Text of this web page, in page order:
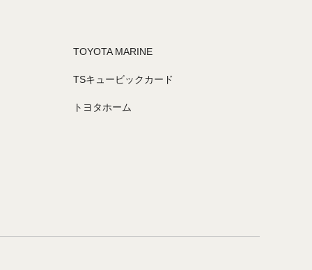
TOYOTA MARINE
TSキュービックカード
トヨタホーム